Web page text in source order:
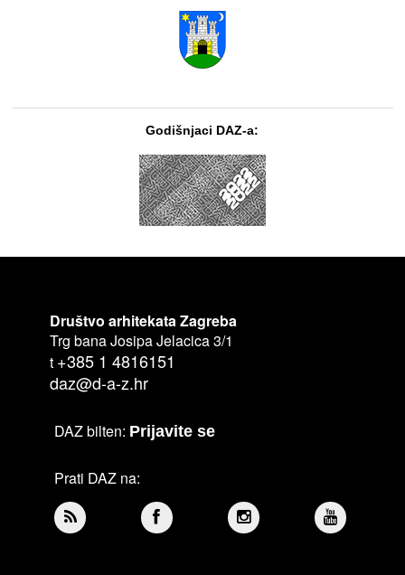
Godišnjaci DAZ-a:
Društvo arhitekata Zagreba
Trg bana Josipa Jelacica 3/1
t +385 1 4816151
daz@d-a-z.hr
DAZ bilten: Prijavite se
Prati DAZ na: